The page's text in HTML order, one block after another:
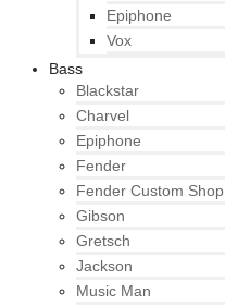
Epiphone
Vox
Bass
Blackstar
Charvel
Epiphone
Fender
Fender Custom Shop
Gibson
Gretsch
Jackson
Music Man